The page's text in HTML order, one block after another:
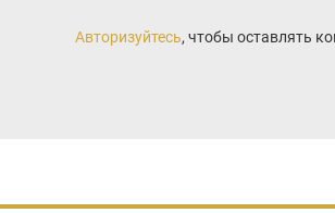
Авторизуйтесь, чтобы оставлять